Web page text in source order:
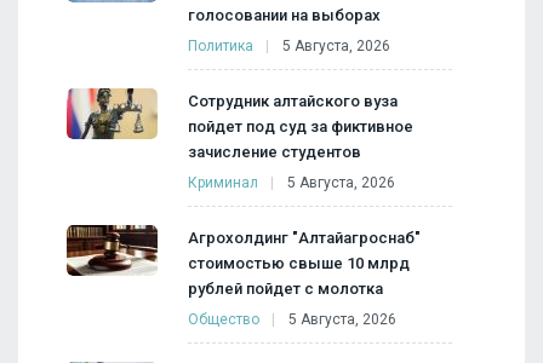
голосовании на выборах
Политика 5 Августа, 2026
Сотрудник алтайского вуза
пойдет под суд за фиктивное
зачисление студентов
Криминал 5 Августа, 2026
Агрохолдинг "Алтайагроснаб"
стоимостью свыше 10 млрд
рублей пойдет с молотка
Общество 5 Августа, 2026